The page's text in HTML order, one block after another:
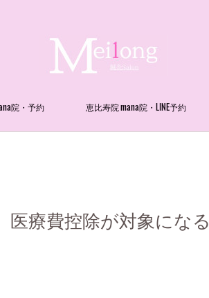
院・予約 恵比寿院 mana院・LINE予約
医療費控除が対象にな